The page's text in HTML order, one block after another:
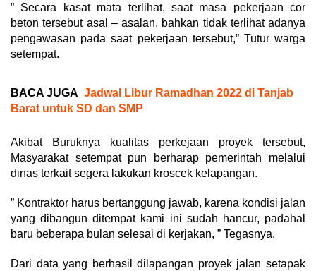
” Secara kasat mata terlihat, saat masa pekerjaan cor
beton tersebut asal – asalan, bahkan tidak terlihat adanya
pengawasan pada saat pekerjaan tersebut,” Tutur warga
setempat.
BACA JUGA Jadwal Libur Ramadhan 2022 di Tanjab
Barat untuk SD dan SMP
Akibat Buruknya kualitas perkejaan proyek tersebut,
Masyarakat setempat pun berharap pemerintah melalui
dinas terkait segera lakukan kroscek kelapangan.
” Kontraktor harus bertanggung jawab, karena kondisi jalan
yang dibangun ditempat kami ini sudah hancur, padahal
baru beberapa bulan selesai di kerjakan, ” Tegasnya.
Dari data yang berhasil dilapangan proyek jalan setapak